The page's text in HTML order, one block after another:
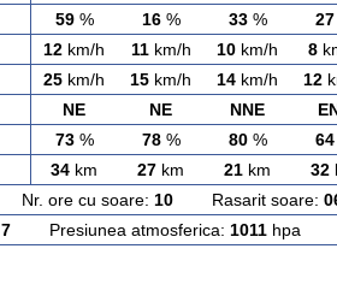
59% 16% 33% 27
12 km/h 11km/h 10 km/h 8
25 km/h 15 km/h 14 km/h 12
NE NE NNE
73% 78% 80% 64
34 km 27 km 21 km 32
Nr. ore cu soare: 10 Rasarit soare:
7Presiunea atmosferica: 1011hpa